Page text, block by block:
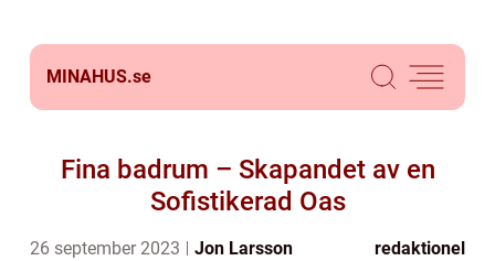
MINAHUS.se
Fina badrum – Skapandet av en
Sofistikerad Oas
26 september 2023 Jon Larsson redaktionel